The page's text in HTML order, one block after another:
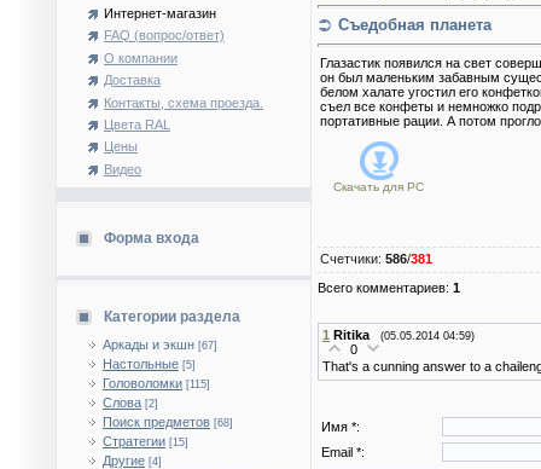
Интернет-магазин
FAQ (вопрос/ответ)
О компании
Доставка
Контакты, схема проезда.
Цвета RAL
Цены
Видео
Форма входа
Категории раздела
Аркады и экшн [67]
Настольные [5]
Головоломки [115]
Слова [2]
Поиск предметов [68]
Стратегии [15]
Другие [4]
Съедобная планета
Глазастик появился на свет
он был маленьким забавным
белом халате угостил его
съел все конфеты и немножко
портативные рации. А потом
Скачать для PC
Счетчики: 586/381
Всего комментариев: 1
1 Ritika (05.05.2014 04:59)
0
That's a cunning answer to a
Имя *:
Email *: